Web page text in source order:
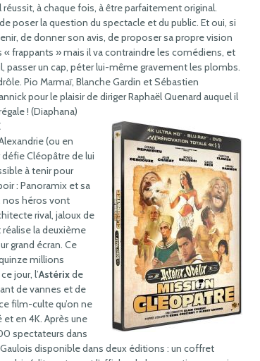
à chaque fois, à être parfaitement original.
poser la question du spectacle et du public. Et oui, si
de donner son avis, de proposer sa propre vision
« frappants » mais il va contraindre les comédiens, et
passer un cap, péter lui-même gravement les plombs.
Pio Marmaï, Blanche Gardin et Sébastien
pour le plaisir de diriger Raphaël Quenard auquel il
! (Diaphana)
(ou en
défie Cléopâtre de lui
à tenir pour
: Panoramix et sa
nos héros vont
rival, jaloux de
la deuxième
grand écran. Ce
millions
jour, l’Astérixde
de vannes et de
film-culte qu’on ne
en 4K. Après une
spectateurs dans
disponible dans deux éditions : un coffret